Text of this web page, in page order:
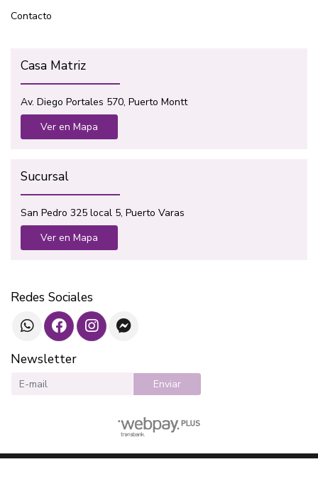
Contacto
Casa Matriz
Av. Diego Portales 570, Puerto Montt
Ver en Mapa
Sucursal
San Pedro 325 local 5, Puerto Varas
Ver en Mapa
Redes Sociales
Newsletter
Enviar